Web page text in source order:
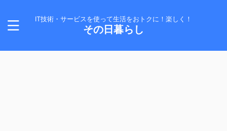
IT技術・サービスを使って生活をおトクに！楽しく！
その日暮らし